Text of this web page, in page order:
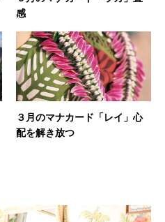
感
３月のマナカード「レイ」心
配を解き放つ